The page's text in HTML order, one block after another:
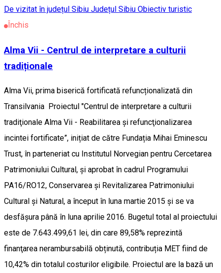
De vizitat în județul Sibiu Județul Sibiu Obiectiv turistic
Închis
Alma Vii - Centrul de interpretare a culturii
tradiționale
Alma Vii, prima biserică fortificată refuncționalizată din
Transilvania Proiectul "Centrul de interpretare a culturii
tradiţionale Alma Vii - Reabilitarea și refuncţionalizarea
incintei fortificate”, inițiat de către Fundația Mihai Eminescu
Trust, în parteneriat cu Institutul Norvegian pentru Cercetarea
Patrimoniului Cultural, și aprobat în cadrul Programului
PA16/RO12, Conservarea și Revitalizarea Patrimoniului
Cultural și Natural, a început în luna martie 2015 și se va
desfășura până în luna aprilie 2016. Bugetul total al proiectului
este de 7.643.499,61 lei, din care 89,58% reprezintă
finanţarea nerambursabilă obținută, contribuția MET fiind de
10,42% din totalul costurilor eligibile. Proiectul are la bază un